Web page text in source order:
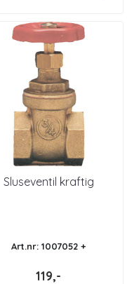
Sluseventil kraftig
Art.nr: 1007052 +
119,-